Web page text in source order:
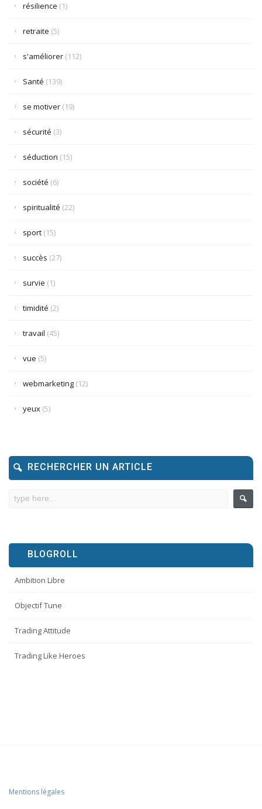
résilience (1)
retraite (5)
s'améliorer (112)
Santé (139)
se motiver (19)
sécurité (3)
séduction (15)
société (6)
spiritualité (22)
sport (15)
succès (27)
survie (1)
timidité (2)
travail (45)
vue (5)
webmarketing (12)
yeux (5)
RECHERCHER UN ARTICLE
BLOGROLL
Ambition Libre
Objectif Tune
Trading Attitude
Trading Like Heroes
Mentions légales